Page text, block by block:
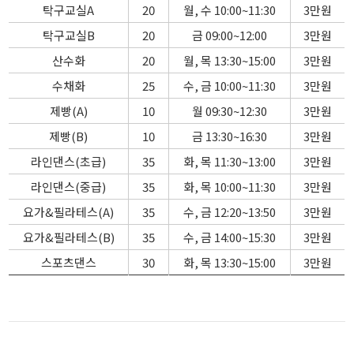
탁구교실A
20 월, 수 10:00~11:30
3만원
탁구교실B
20 금 09:00~12:00
3만원
산수화
20 월, 목 13:30~15:00
3만원
수채화
25 수, 금 10:00~11:30
3만원
제빵(A)
10 월 09:30~12:30
3만원
제빵(B)
10 금 13:30~16:30
3만원
라인댄스(초급)
35 화, 목 11:30~13:00
3만원
라인댄스(중급)
35 화, 목 10:00~11:30
3만원
요가&필라테스(A)
35 수, 금 12:20~13:50
3만원
요가&필라테스(B)
35 수, 금 14:00~15:30
3만원
스포츠댄스
30 화, 목 13:30~15:00 3만원